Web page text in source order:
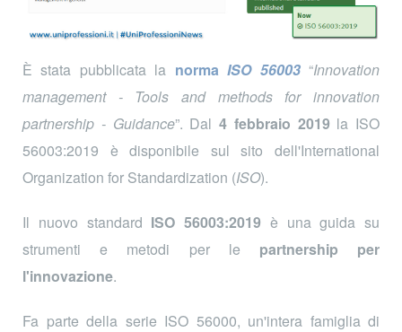
È stata pubblicata la normaISO 56003“Innovation
management - Tools and methods for innovation
partnership - Guidance”. Dal 4 febbraio 2019 la ISO
56003:2019 è disponibile sul sito dell'International
Organization for Standardization (ISO).
Il nuovo standard ISO 56003:2019 è una guida su
strumenti e metodi per le partnership per
l'innovazione.
Fa parte della serie ISO 56000, un'intera famiglia di